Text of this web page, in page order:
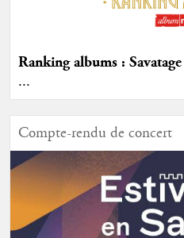
Ranking albums : Savatage
...
Compte-rendu de concert